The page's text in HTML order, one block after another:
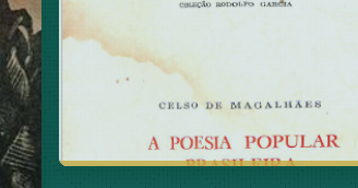
Brasileira", de Celso da
Cunha Magalhães
Apresentação de Luis Gustavo da Silva